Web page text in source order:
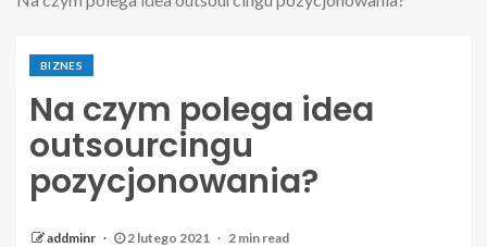
BIZNES
Na czym polega idea
outsourcingu
pozycjonowania?
addminr 2 lutego 2021 2 min read